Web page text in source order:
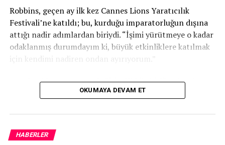
Dinleyicisiz bir podcast başlatmanın ilk ipucu
başlamaktır! En büyük hata, hiçbir dinleyici kitlesinin
lansman yapmadan önce takipçi sayınızın artmasını
beklemeniz gerektiği anlamına gelmediğini düşünmektir.
Ve bu doğru değil!
Gerçekten dinleyicisiz lansman yapabilirsiniz. Evet,
tutarlı, gayretli bir çalışma gerektirir. Ancak, bir kitleyle
kılmak için gereken şey budur. Başarılı bir şov için her
zaman çok çalışmanız gerekecek. Hazır bir izleyici kitlesi
olmadan lansman yapıyorsanız, yalnızca bir hedef kitle
Robbins, geçen ay ilk kez Cannes Lions Yaratıcılık
Festivali’ne katıldı; bu, kurduğu imparatorluğun dışına
attığı nadir adımlardan biriydi. “İşimi yürütmeye o kadar
odaklanmış durumdayım ki, büyük etkinliklere katılmak
için kendimi nadiren ondan ayırıyorum.”
Ancak reklam satış ortağı SiriusXM ile birlikte katılmaya
davet edilmesiyle, 2026 festivali programına uyan ilk
Digiday, Robbins ile yapay zekanın medya ekosistemi
üzerindeki etkisini, podcast yayıncılığının
OKUMAYA DEVAM ET
HABERLER